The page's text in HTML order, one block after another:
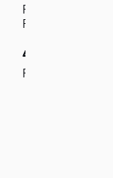
Philosophie et
Philosophie du
49,00 $ - 39,00
Papier, PDF ou